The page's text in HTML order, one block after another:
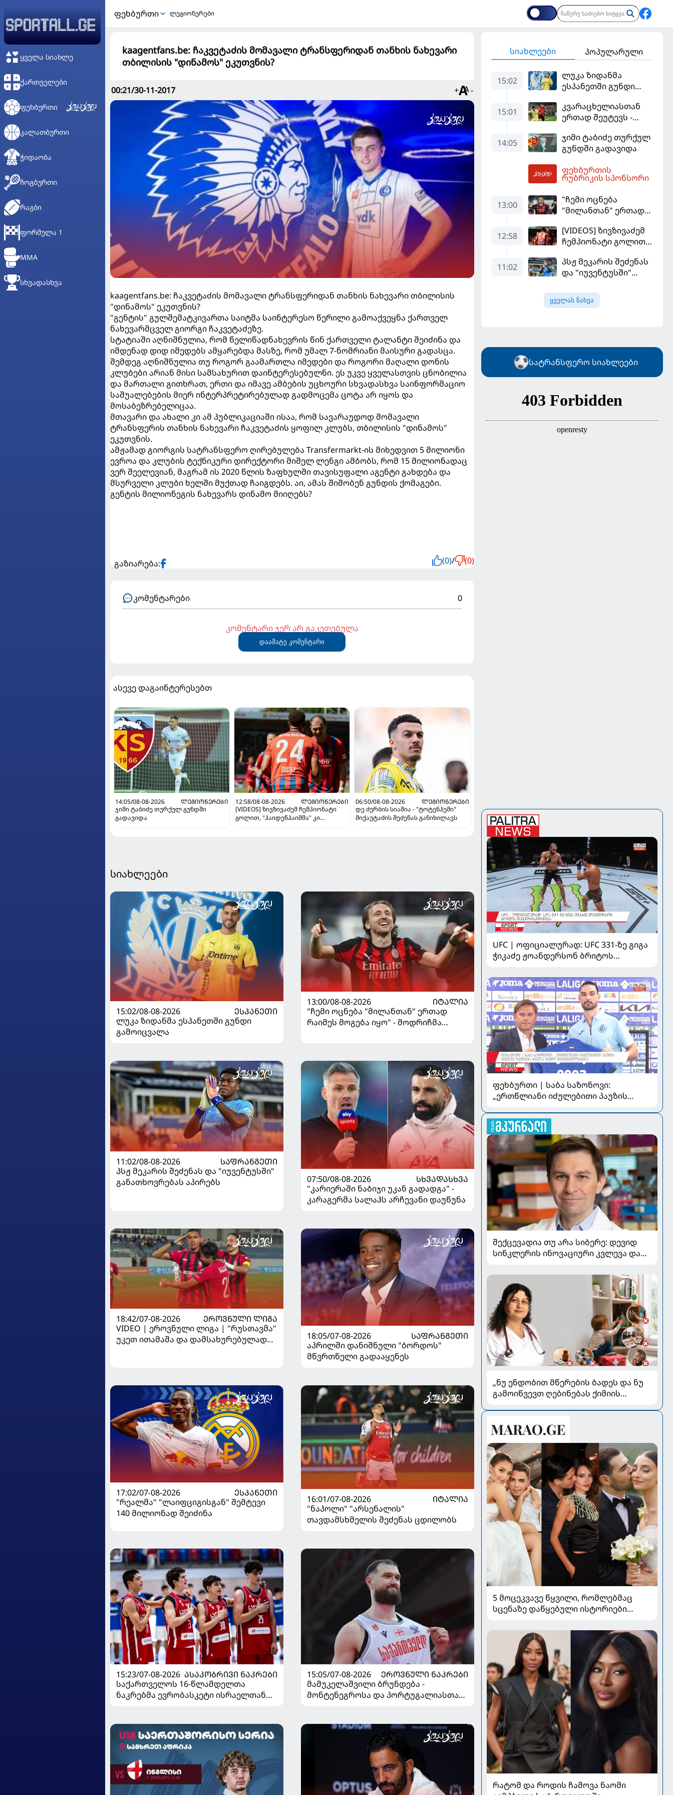
ᲧᲕᲔᲚᲐ ᲡᲘᲐᲮᲚᲔ
ᲥᲐᲠᲗᲕᲔᲚᲔᲑᲘ
ᲤᲔᲮᲑᲣᲠᲗᲘ
ᲙᲐᲚᲐᲗᲑᲣᲠᲗᲘ
ᲭᲘᲓᲐᲝᲑᲐ
ᲩᲝᲒᲑᲣᲠᲗᲘ
ᲠᲐᲒᲑᲘ
ᲤᲝᲠᲛᲣᲚᲐ 1
MMA
ᲡᲮᲕᲐᲓᲐᲡᲮᲕᲐ
ᲤᲔᲮᲑᲣᲠᲗᲘ ლეგიონერები
kaagentfans.be: ჩაკვეტაძის მომავალი ტრანსფერიდან თანხის ნახევარი
თბილისის "დინამოს" ეკუთვნის?
00:21/30-11-2017 + -
kaagentfans.be: ჩაკვეტაძის მომავალი ტრანსფერიდან თანხის ნახევარი თბილისის
"დინამოს" ეკუთვნის?
"გენტის" გულშემატკივართა საიტმა საინტერესო წერილი გამოაქვეყნა ქართველ
ნახევარმცველ გიორგი ჩაკვეტაძეზე.
სტატიაში აღნიშნულია, რომ წელიწადნახევრის წინ ქართველი ტალანტი შეიძინა და
იმდენად დიდ იმედებს ამყარებდა მასზე, რომ უმალ 7-ნომრიანი მაისური გადასცა.
შემდეგ აღნიშნულია თუ როგორ გაამართლა იმედები და როგორი მაღალი დონის
კლუბები არიან მისი სამსახურით დაინტერესებულნი. ეს უკვე ყველასთვის ცნობილია
და მართალი გითხრათ, ერთი და იმავე ამბების უცხოური სხვადასხვა საინფორმაციო
საშუალებების მიერ ინტერპრეტირებულად გადმოცემა ცოტა არ იყოს და
მოსაბეზრებელიცაა.
მთავარი და ახალი კი ამ პუბლიკაციაში ისაა, რომ სავარაუდოდ მომავალი
ტრანსფერის თანხის ნახევარი ჩაკვეტაძის ყოფილ კლუბს, თბილისის "დინამოს"
ეკუთვნის.
ამჟამად გიორგის სატრანსფერო ღირებულება Transfermarkt-ის მიხედვით 5 მილიონი
ევროა და კლუბის ტექნიკური დირექტორი მიშელ ლენგი ამბობს, რომ 15 მილიონადაც
ვერ შეელევიან, მაგრამ ის 2020 წლის ზაფხულში თავისუფალი აგენტი გახდება და
მსურველი კლუბი ხელში მუქთად ჩაიგდებს. აი, ამას შიშობენ გუნდის ქომაგები.
გენტის მილიონეგის ნახევარს დინამო მიიღებს?
გაზიარება: (0)/ (0)
კომენტარები 0
კომენტარი ჯერ არ გაკეთებულა
დაამატე კომენტარი
ასევე დაგაინტერესებთ
14:05/08-08-2026
ᲚᲔᲒᲘᲝᲜᲔᲠᲔᲑᲘ
ჯიმი ტაბიძე თურქულ გუნდში
გადავიდა
12:58/08-08-2026
ᲚᲔᲒᲘᲝᲜᲔᲠᲔᲑᲘ
[VIDEOS] ზივზივაძემ ჩემპიონატი
გოლით, "ჰაიდენჰაიმმა" კი
06:50/08-08-2026
ᲚᲔᲒᲘᲝᲜᲔᲠᲔᲑᲘ
დე ძერბის სიაშია - "ტოტენჰემი"
მიქაუტაძის შეძენას განიხილავს
სიახლეები
15:02/08-08-2026
ᲔᲡᲞᲐᲜᲔᲗᲘ
ლუკა ზიდანმა ესპანეთში გუნდი
გამოიცვალა
13:00/08-08-2026
ᲘᲢᲐᲚᲘᲐ
"ჩემი ოცნება "მილანთან" ერთად
რაიმეს მოგება იყო" - მოდრიჩმა
11:02/08-08-2026
ᲡᲐᲤᲠᲐᲜᲒᲔᲗᲘ
პსჟ მეკარის შეძენას და "იუვენტუსში"
განათხოვრებას აპირებს
07:50/08-08-2026
ᲡᲮᲕᲐᲓᲐᲡᲮᲕᲐ
"კარიერაში ნაბიჯი უკან გადადგა" -
კარაგერმა სალაჰს არჩევანი დაუწუნა
18:42/07-08-2026
ᲔᲠᲝᲕᲜᲣᲚᲘ ᲚᲘᲒᲐ
VIDEO | ეროვნული ლიგა | "რუსთავმა"
უკეთ ითამაშა და დამსახურებულად
18:05/07-08-2026
ᲡᲐᲤᲠᲐᲜᲒᲔᲗᲘ
აპრილში დანიშნული "ბორდოს"
მწვრთნელი გადააყენეს
17:02/07-08-2026
ᲔᲡᲞᲐᲜᲔᲗᲘ
"რეალმა" "ლაიფციგისგან" შემტევი
140 მილიონად შეიძინა
16:01/07-08-2026
ᲘᲢᲐᲚᲘᲐ
"ნაპოლი" "არსენალის"
თავდამსხმელის შეძენას ცდილობს
15:23/07-08-2026 ᲐᲡᲐᲙᲝᲑᲠᲘᲕᲘ ᲜᲐᲙᲠᲔᲑᲘ
საქართველოს 16-წლამდელთა
ნაკრებმა ევრობასკეტი ისრაელთან
15:05/07-08-2026
ᲔᲠᲝᲕᲜᲣᲚᲘ ᲜᲐᲙᲠᲔᲑᲘ
მამუკელაშვილი ბრუნდება -
მონტენეგროსა და პორტუგალიასთან
იწყებს
სიახლეები პოპულარული
15:02
ლუკა ზიდანმა
ესპანეთში გუნდი
15:01
კვარაცხელიასთან
ერთად შეუტევს -
მალე პსჟ-ს
ფეხბურთელი
14:05
ჯიმი ტაბიძე თურქულ
გუნდში გადავიდა
ფეხბურთის
რუბრიკის სპონსორი
13:00
"ჩემი ოცნება
"მილანთან" ერთად
მოდრიჩმა
"როსონერიში" თავის
12:58
[VIDEOS] ზივზივაძემ
ჩემპიონატი გოლით,
გამარჯვებით დაიწყო
11:02
პსჟ მეკარის შეძენას
და "იუვენტუსში"
აპირებს
ყველას ნახვა
სატრანსფერო სიახლეები
UFC | ოფიციალურად: UFC 331-ზე გიგა
ჭიკაძე ჟოანდერსონ ბრიტოს
ფეხბურთი | საბა საზონოვი:
„ერთწლიანი იძულებითი პაუზის
მნიშვნელოვანია“
შექცევადია თუ არა სიბერე: დევიდ
სინკლერის ინოვაციური კვლევა და
„ნუ ენდობით მწერების ბადეს და ნუ
გამოიწვევთ ღებინებას ქიმიის
პედიატრ სალომე ახვლედიანის
რჩევები
5 მოცეკვავე წყვილი, რომლებმაც
სცენაზე დაწყებული ისტორიები
რატომ და როდის ჩამოვა ნაომი